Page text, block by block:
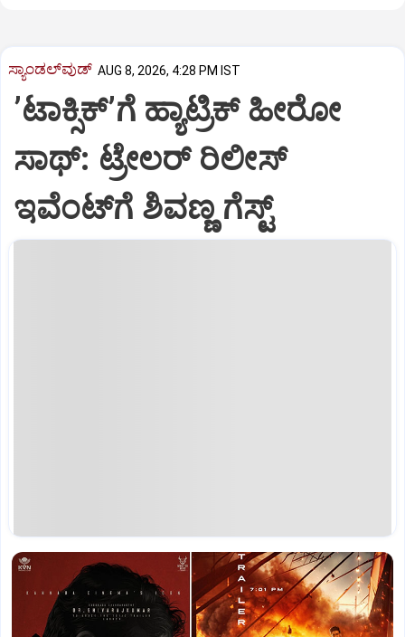
ಸ್ಯಾಂಡಲ್‌ವುಡ್‌ AUG 8, 2026, 4:28 PM IST
ʼಟಾಕ್ಸಿಕ್‌ʼಗೆ ಹ್ಯಾಟ್ರಿಕ್‌ ಹೀರೋ
ಸಾಥ್:‌ ಟ್ರೇಲರ್‌ ರಿಲೀಸ್‌
ಇವೆಂಟ್‌ಗೆ ಶಿವಣ್ಣ ಗೆಸ್ಟ್